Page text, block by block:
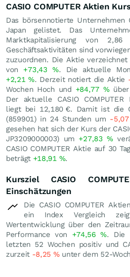
CASIO COMPUTER Aktien
Das börsennotierte Unternehmen
Japan gelistet. Das
Marktkapitalisierung von 2,86
Geschäftsaktivitäten sind
zuzuordnen. Die Aktie
von +73,43 %. Die aktuelle
+2,21%. Derzeit notiert die Aktie
Wochen Hoch und +84,77 %über
Der aktuelle CASIO
liegt bei 12,180 €. Damit ist die
(859901) in 24 Stunden um -
gesehen hat sich der Kurs der
JP3209000003) um +27,83%
CASIO COMPUTER Aktie auf 30
beträgt +18,91 %.
Kursziel CASIO
Einschätzungen
Die CASIO COMPUTER
ein Index Vergleich
Wertentwicklung über den
Performance von +74,56%. Die
letzten 52 Wochen positiv und
zurzeit -8,25 %unter dem 52-